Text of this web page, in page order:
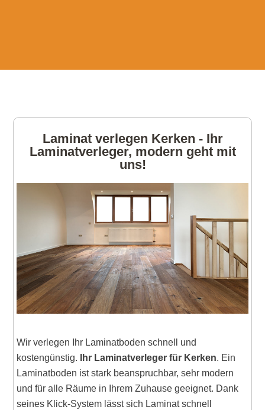
Laminat verlegen Kerken - Ihr
Laminatverleger, modern geht mit
uns!
Wir verlegen Ihr Laminatboden schnell und
kostengünstig.
Ihr Laminatverleger für Kerken. Ein
Laminatboden ist stark beanspruchbar, sehr modern
und für alle Räume in Ihrem Zuhause geeignet. Dank
seines Klick-System lässt sich Laminat schnell